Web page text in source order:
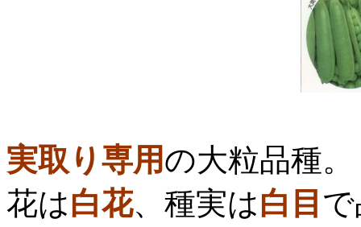
実取り専用の大粒品種。
花は白花、種実は白目